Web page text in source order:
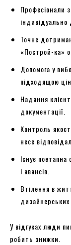
Професіонали
індивідуально
Точне
«Построй-ка»
Допомога у
підходящою
Надання
документації.
Контроль
несе
Існує
і авансів.
Втілення в
дизайнерських
У відгуках люди
робить знижки.